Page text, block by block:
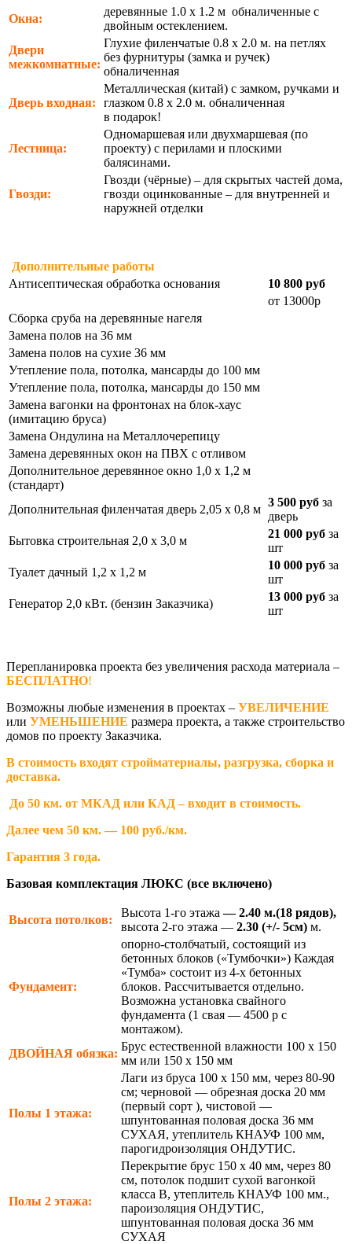
Окна:
деревянные 1.0 х 1.2 м обналиченные с
двойным остеклением.
Двери
межкомнатные:
Глухие филенчатые 0.8 х 2.0 м. на петлях
без фурнитуры (замка и ручек)
обналиченная
Дверь входная:
Металлическая (китай) с замком, ручками и
глазком 0.8 х 2.0 м. обналиченная
в подарок!
Лестница:
Одномаршевая или двухмаршевая (по
проекту) с перилами и плоскими
балясинами.
Гвозди:
Гвозди (чёрные) – для скрытых частей дома,
гвозди оцинкованные – для внутренней и
наружней отделки
Дополнительные работы
Антисептическая обработка основания
10 800 руб
от 13000р
Сборка сруба на деревянные нагеля
Замена полов на 36 мм
Замена полов на сухие 36 мм
Утепление пола, потолка, мансарды до 100 мм
Утепление пола, потолка, мансарды до 150 мм
Замена вагонки на фронтонах на блок-хаус
(имитацию бруса)
Замена Ондулина на Металлочерепицу
Замена деревянных окон на ПВХ с отливом
Дополнительное деревянное окно 1,0 х 1,2 м
(стандарт)
Дополнительная филенчатая дверь 2,05 х 0,8 м
3 500 руб за
дверь
Бытовка строительная 2,0 х 3,0 м
21 000 руб за
шт
Туалет дачный 1,2 х 1,2 м
10 000 руб за
шт
Генератор 2,0 кВт. (бензин Заказчика)
13 000 руб за
шт
Перепланировка проекта без увеличения расхода материала –
БЕСПЛАТНО!
Возможны любые изменения в проектах – УВЕЛИЧЕНИЕ
или УМЕНЬШЕНИЕ размера проекта, а также строительство
домов по проекту Заказчика.
В стоимость входят стройматериалы, разгрузка, сборка и
доставка.
До 50 км. от МКАД или КАД – входит в стоимость.
Далее чем 50 км. — 100 руб./км.
Гарантия 3 года.
Базовая комплектация ЛЮКС (все включено)
Высота потолков:
Высота 1-го этажа— 2.40 м.(18 рядов),
высота 2-го этажа — 2.30 (+/- 5см) м.
Фундамент:
опорно-столбчатый, состоящий из
бетонных блоков («Тумбочки») Каждая
«Тумба» состоит из 4-х бетонных
блоков. Рассчитывается отдельно.
Возможна установка свайного
фундамента (1 свая — 4500 р с
монтажом).
ДВОЙНАЯ обязка:
Брус естественной влажности 100 х 150
мм или 150 х 150 мм
Полы 1 этажа:
Лаги из бруса 100 х 150 мм, через 80-90
см; черновой — обрезная доска 20 мм
(первый сорт ), чистовой —
шпунтованная половая доска 36 мм
СУХАЯ, утеплитель КНАУФ 100 мм,
парогидроизоляция ОНДУТИС.
Полы 2 этажа:
Перекрытие брус 150 х 40 мм, через 80
см, потолок подшит сухой вагонкой
класса В, утеплитель КНАУФ 100 мм.,
пароизоляция ОНДУТИС,
шпунтованная половая доска 36 мм
СУХАЯ